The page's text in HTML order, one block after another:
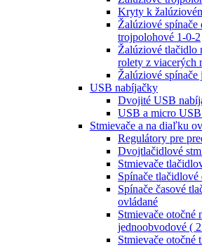
Kryty k
Žalúziové spínače
trojpolohové 1-0-2
Žalúziové tlačidlo
rolety z viacerých
Žalúziové
USB nabíjačky
Dvojité USB
USB a micro
Stmievače a na diaľku
Regulátory pre
Dvojtlačidlové
Stmievače
Spínače
Spínače časové
ovládané
Stmievače
jednoobvodové (
Stmievače otočné